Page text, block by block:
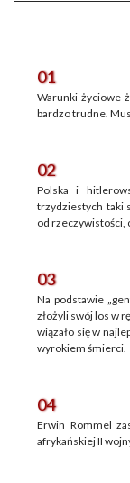
01
Warunki życiowe
bardzo trudne.
02
Polska i
trzydziestych taki
od rzeczywistości,
03
Na podstawie
złożyli swój los w
wiązało się w
wyrokiem śmierci.
04
Erwin Rommel
afrykańskiej II